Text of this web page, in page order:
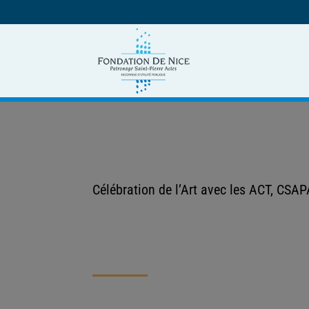
Célébration de l’Art avec les ACT,